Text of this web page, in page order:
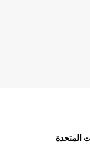
المتحدة